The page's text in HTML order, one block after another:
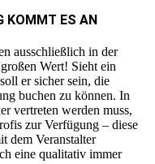
KOMMT ES AN
ausschließlich in der
Wert! Sieht ein
er sicher sein, die
buchen zu können. In
vertreten werden muss,
zur Verfügung – diese
dem Veranstalter
eine qualitativ immer